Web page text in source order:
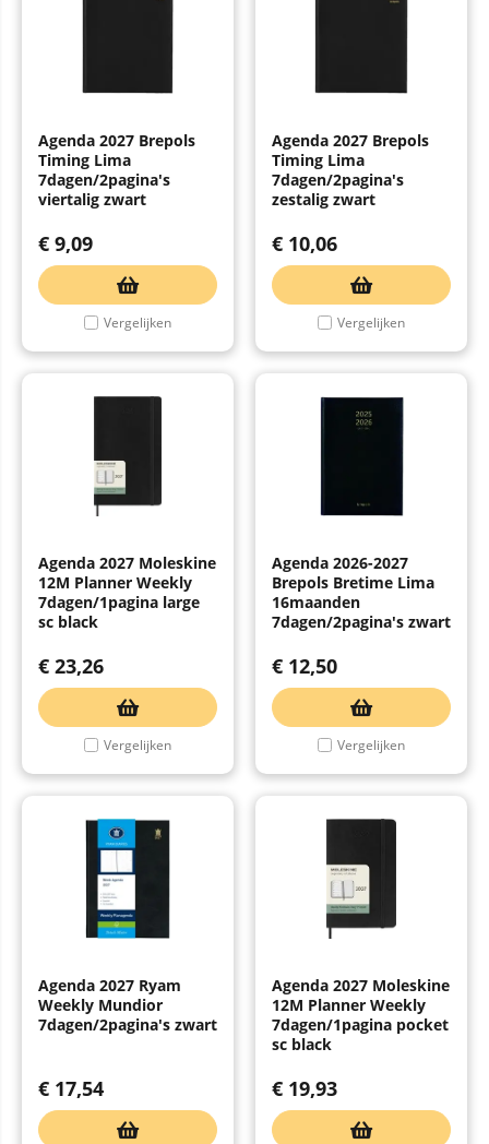
Agenda 2027 Brepols
Timing Lima
7dagen/2pagina's
viertalig zwart
€ 9,09
Vergelijken
Agenda 2027 Brepols
Timing Lima
7dagen/2pagina's
zestalig zwart
€ 10,06
Vergelijken
Agenda 2027 Moleskine
12M Planner Weekly
7dagen/1pagina large
sc black
€ 23,26
Vergelijken
Agenda 2026-2027
Brepols Bretime Lima
16maanden
7dagen/2pagina's zwart
€ 12,50
Vergelijken
Agenda 2027 Ryam
Weekly Mundior
7dagen/2pagina's zwart
€ 17,54
Agenda 2027 Moleskine
12M Planner Weekly
7dagen/1pagina pocket
sc black
€ 19,93